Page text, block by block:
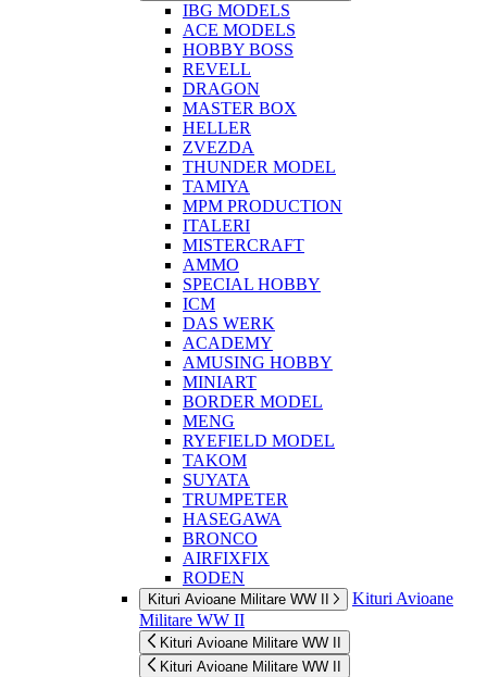
IBG MODELS
ACE MODELS
HOBBY BOSS
REVELL
DRAGON
MASTER BOX
HELLER
ZVEZDA
THUNDER MODEL
TAMIYA
MPM PRODUCTION
ITALERI
MISTERCRAFT
AMMO
SPECIAL HOBBY
ICM
DAS WERK
ACADEMY
AMUSING HOBBY
MINIART
BORDER MODEL
MENG
RYEFIELD MODEL
TAKOM
SUYATA
TRUMPETER
HASEGAWA
BRONCO
AIRFIXFIX
RODEN
Kituri Avioane Militare WW II
Kituri Avioane
Militare WW II
Kituri Avioane Militare WW II
Kituri Avioane Militare WW II